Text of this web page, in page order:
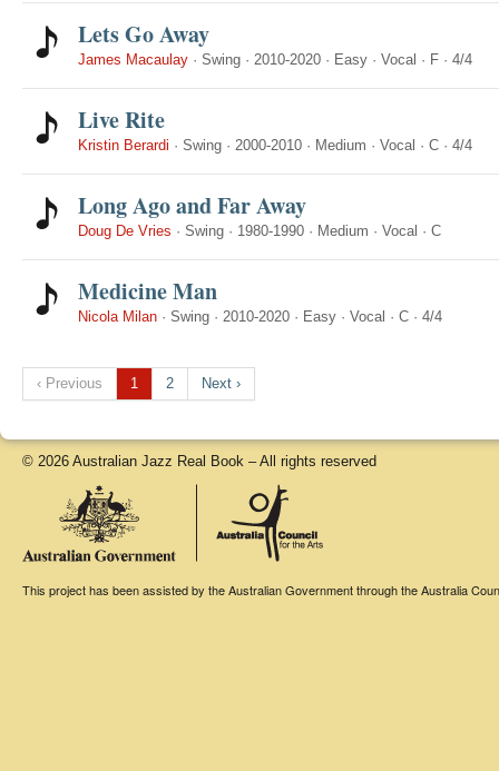
Lets Go Away
James Macaulay · Swing · 2010-2020 · Easy · Vocal · F · 4/4
Live Rite
Kristin Berardi · Swing · 2000-2010 · Medium · Vocal · C · 4/4
Long Ago and Far Away
Doug De Vries · Swing · 1980-1990 · Medium · Vocal · C
Medicine Man
Nicola Milan · Swing · 2010-2020 · Easy · Vocal · C · 4/4
‹ Previous 1 2 Next ›
© 2026 Australian Jazz Real Book – All rights reserved
This project has been assisted by the Australian Government through the Australia